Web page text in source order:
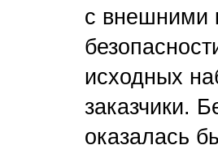
с внешними
исходных
заказчики.
оказалась